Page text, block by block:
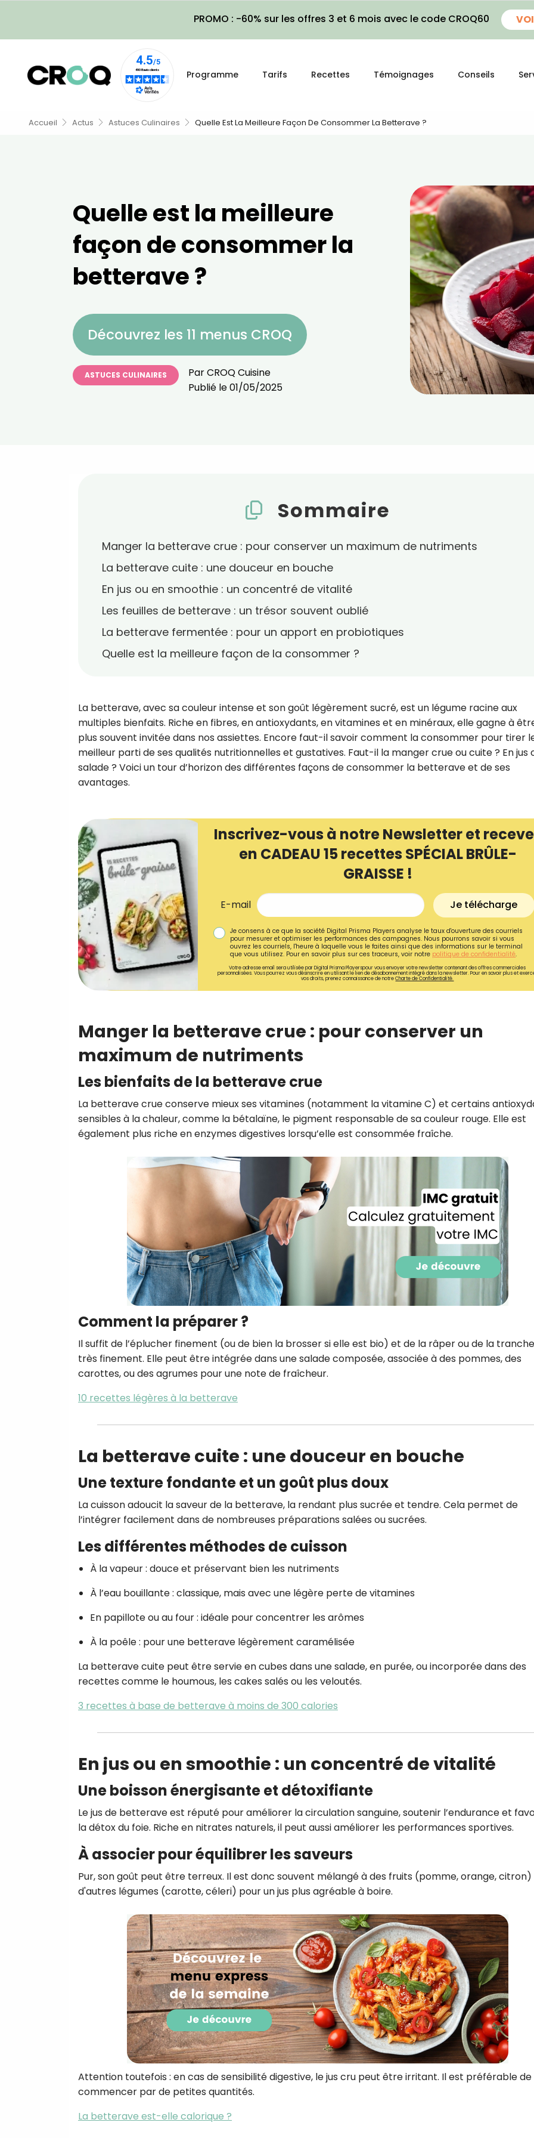
PROMO : -60% sur les offres 3 et 6 mois avec le code CROQ60
Programme Tarifs Recettes Témoignages Conseils
Accueil Actus Astuces Culinaires Quelle Est La Meilleure Façon De Consommer La Betterave ?
Quelle est la meilleure
façon de consommer la
betterave ?
Découvrez les 11 menus CROQ
ASTUCES CULINAIRES ParCROQ Cuisine
Publié le01/05/2025
Sommaire
Manger la betterave crue : pour conserver un maximum de nutriments
La betterave cuite : une douceur en bouche
En jus ou en smoothie : un concentré de vitalité
Les feuilles de betterave : un trésor souvent oublié
La betterave fermentée : pour un apport en probiotiques
Quelle est la meilleure façon de la consommer ?
La betterave, avec sa couleur intense et son goût légèrement sucré, est un légume racine aux
multiples bienfaits. Riche en fibres, en antioxydants, en vitamines et en minéraux, elle gagne à
plus souvent invitée dans nos assiettes. Encore faut-il savoir comment la consommer pour tirer
meilleur parti de ses qualités nutritionnelles et gustatives. Faut-il la manger crue ou cuite ? En jus
salade ? Voici un tour d’horizon des différentes façons de consommer la betterave et de ses
avantages.
Inscrivez-vous à notre Newsletter et
en CADEAU 15 recettes SPÉCIAL BRÛLE-
GRAISSE !
E-mail Je télécharge
Je consens à ce que la société Digital Prisma Players analyse le taux d'ouverture des courriels
pour mesurer et optimiser les performances des campagnes. Nous pourrons savoir si vous
ouvrez les courriels, l'heure à laquelle vous le faites ainsi que des informations sur le terminal
que vous utilisez. Pour en savoir plus sur ces traceurs, voir notre politique de confidentialité.
Votre adresse email sera utilisée par Digital Prisma Playerspour vous envoyer votre newsletter contenant des offres commerciales
personnalisées. Vous pourrez vous désinscrire en utilisant le lien de désabonnement intégré dans la newsletter. Pour en savoir plus et
vos droits, prenez connaissance de notreCharte de Confidentialité.
Manger la betterave crue : pour conserver un
maximum de nutriments
Les bienfaits de la betterave crue
La betterave crue conserve mieux ses vitamines (notamment la vitamine C) et certains
sensibles à la chaleur, comme la bétalaïne, le pigment responsable de sa couleur rouge. Elle est
également plus riche en enzymes digestives lorsqu’elle est consommée fraîche.
Comment la préparer ?
Il suffit de l’éplucher finement (ou de bien la brosser si elle est bio) et de la râper ou de la
très finement. Elle peut être intégrée dans une salade composée, associée à des pommes, des
carottes, ou des agrumes pour une note de fraîcheur.
10 recettes légères à la betterave
La betterave cuite : une douceur en bouche
Une texture fondante et un goût plus doux
La cuisson adoucit la saveur de la betterave, la rendant plus sucrée et tendre. Cela permet de
l’intégrer facilement dans de nombreuses préparations salées ou sucrées.
Les différentes méthodes de cuisson
À la vapeur : douce et préservant bien les nutriments
À l’eau bouillante : classique, mais avec une légère perte de vitamines
En papillote ou au four : idéale pour concentrer les arômes
À la poêle : pour une betterave légèrement caramélisée
La betterave cuite peut être servie en cubes dans une salade, en purée, ou incorporée dans des
recettes comme le houmous, les cakes salés ou les veloutés.
3 recettes à base de betterave à moins de 300 calories
En jus ou en smoothie : un concentré de vitalité
Une boisson énergisante et détoxifiante
Le jus de betterave est réputé pour améliorer la circulation sanguine, soutenir l’endurance et
la détox du foie. Riche en nitrates naturels, il peut aussi améliorer les performances sportives.
À associer pour équilibrer les saveurs
Pur, son goût peut être terreux. Il est donc souvent mélangé à des fruits (pomme, orange, citron)
d'autres légumes (carotte, céleri) pour un jus plus agréable à boire.
Attention toutefois : en cas de sensibilité digestive, le jus cru peut être irritant. Il est préférable de
commencer par de petites quantités.
La betterave est-elle calorique ?
!
Je consens à ce que la société
des courriels pour mesurer et
performances des campagnes.
pourrons savoir si vous ouvrez les
l'heure à laquelle vous le faites
des informations sur le terminal
utilisez. Pour en savoir plus sur ces
voir notrepolitique de
Je reçois mon cadeau !
Votre adresse email sera utilisée par Digital Prisma
envoyer votre newsletter contenant des offres
personnalisées. Vous pourrez vous désinscrire en
désabonnement intégré dans la newsletter. Pour en
exercer vos droits, prenez connaissance de notre